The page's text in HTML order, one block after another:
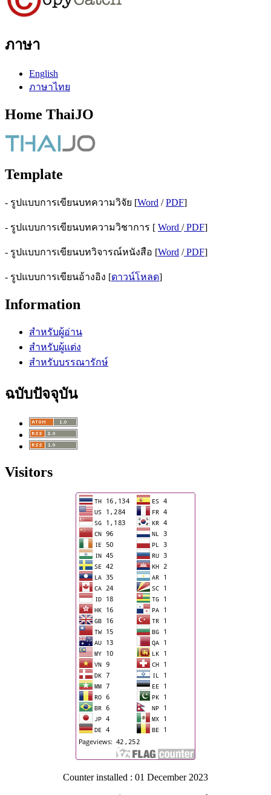
ภาษา
English
ภาษาไทย
Home ThaiJO
Template
- รูปแบบการเขียนบทความวิจัย [Word /PDF]
- รูปแบบการเขียนบทความวิชาการ [ Word /PDF]
- รูปแบบการเขียนบทวิจารณ์หนังสือ [Word /PDF]
- รูปแบบการเขียนอ้างอิง [ดาวน์โหลด]
Information
สำหรับผู้อ่าน
สำหรับผู้แต่ง
สำหรับบรรณารักษ์
ฉบับปัจจุบัน
Visitors
Counter installed : 01 December 2023